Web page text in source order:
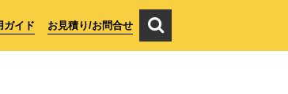
ガイド お見積り/お問合せ